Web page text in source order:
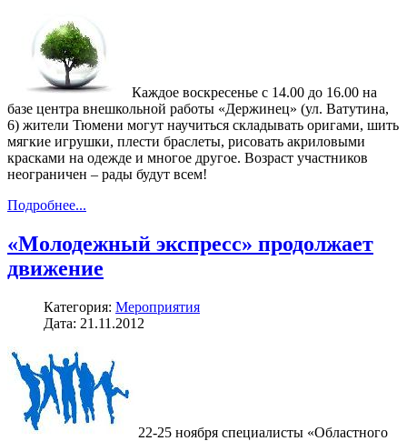
Каждое воскресенье с 14.00 до 16.00 на
базе центра внешкольной работы «Держинец» (ул. Ватутина,
6) жители Тюмени могут научиться складывать оригами, шить
мягкие игрушки, плести браслеты, рисовать акриловыми
красками на одежде и многое другое. Возраст участников
неограничен – рады будут всем!
Подробнее...
«Молодежный экспресс» продолжает
движение
Категория: Мероприятия
Дата: 21.11.2012
22-25 ноября специалисты «Областного